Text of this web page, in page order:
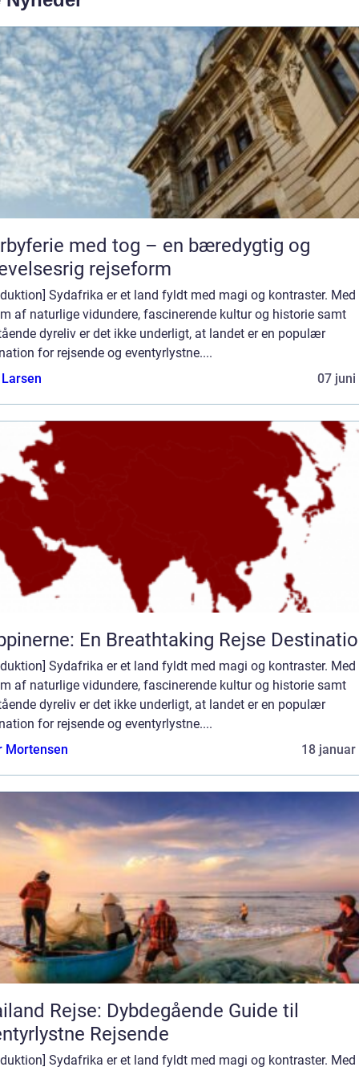
med tog – en bæredygtig og
rejseform
Sydafrika er et land fyldt med magi og kontraster. Med
af naturlige vidundere, fascinerende kultur og historie samt
dyreliv er det ikke underligt, at landet er en populær
for rejsende og eventyrlystne....
07 juni
En Breathtaking Rejse
Sydafrika er et land fyldt med magi og kontraster. Med
af naturlige vidundere, fascinerende kultur og historie samt
dyreliv er det ikke underligt, at landet er en populær
for rejsende og eventyrlystne....
Mortensen
18 januar
Rejse: Dybdegående Guide til
Rejsende
Sydafrika er et land fyldt med magi og kontraster. Med